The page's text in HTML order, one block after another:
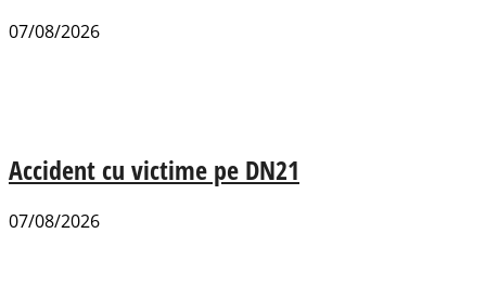
07/08/2026
Accident cu victime pe DN21
07/08/2026